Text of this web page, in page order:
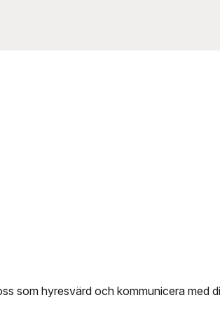
som hyresvärd och kommunicera med